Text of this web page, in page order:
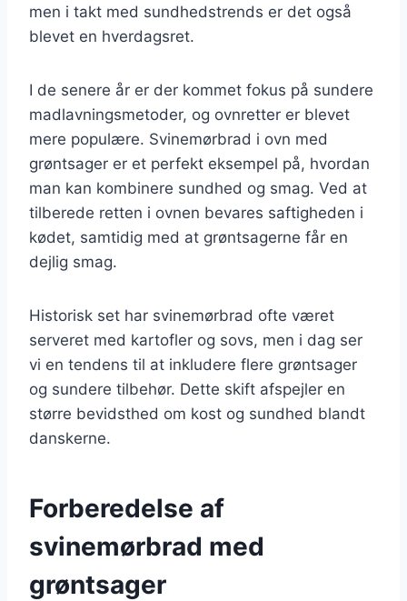
men i takt med sundhedstrends er det også
blevet en hverdagsret.
I de senere år er der kommet fokus på sundere
madlavningsmetoder, og ovnretter er blevet
mere populære. Svinemørbrad i ovn med
grøntsager er et perfekt eksempel på, hvordan
man kan kombinere sundhed og smag. Ved at
tilberede retten i ovnen bevares saftigheden i
kødet, samtidig med at grøntsagerne får en
dejlig smag.
Historisk set har svinemørbrad ofte været
serveret med kartofler og sovs, men i dag ser
vi en tendens til at inkludere flere grøntsager
og sundere tilbehør. Dette skift afspejler en
større bevidsthed om kost og sundhed blandt
danskerne.
Forberedelse af
svinemørbrad med
grøntsager